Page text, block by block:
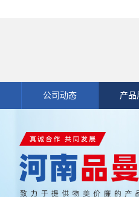
公司动态 产品